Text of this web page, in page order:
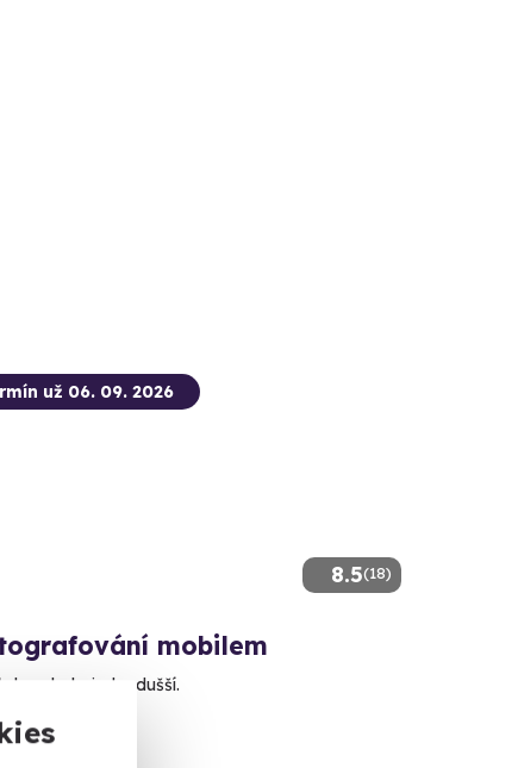
8.5(18)
už 06. 09. 2026
mobilem
nebylo jednodušší.